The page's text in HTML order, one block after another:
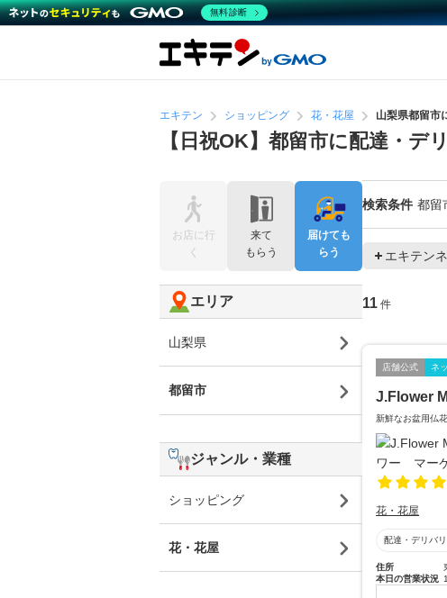
エキテン ショッピング 花・花屋 山梨県都留市
【日祝OK】都留市に配達・
検索条件 都留
エキテン
11 件
店舗公式 ネ
J.Flower
新鮮なお盆用仏
花・花屋
配達・デリバ
住所
本日の営業状況
お店に行
く
来て
もらう
届けても
らう
エリア
山梨県
都留市
ジャンル・業種
ショッピング
花・花屋
無料診断